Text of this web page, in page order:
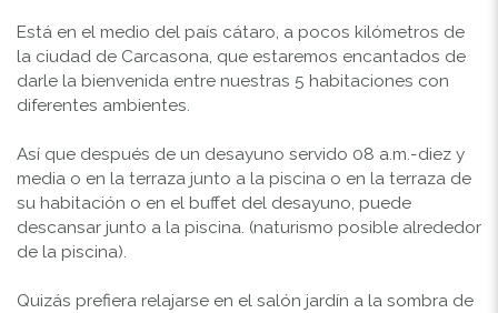
Está en el medio del país cátaro, a pocos kilómetros de
la ciudad de Carcasona, que estaremos encantados de
darle la bienvenida entre nuestras 5 habitaciones con
diferentes ambientes.
Así que después de un desayuno servido 08 a.m.-diez y
media o en la terraza junto a la piscina o en la terraza de
su habitación o en el buffet del desayuno, puede
descansar junto a la piscina. (naturismo posible alrededor
de la piscina).
Quizás prefiera relajarse en el salón jardín a la sombra de